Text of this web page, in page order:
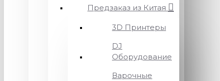
Предзаказ из Китая
3D Принтеры
DJ
Оборудование
Варочные